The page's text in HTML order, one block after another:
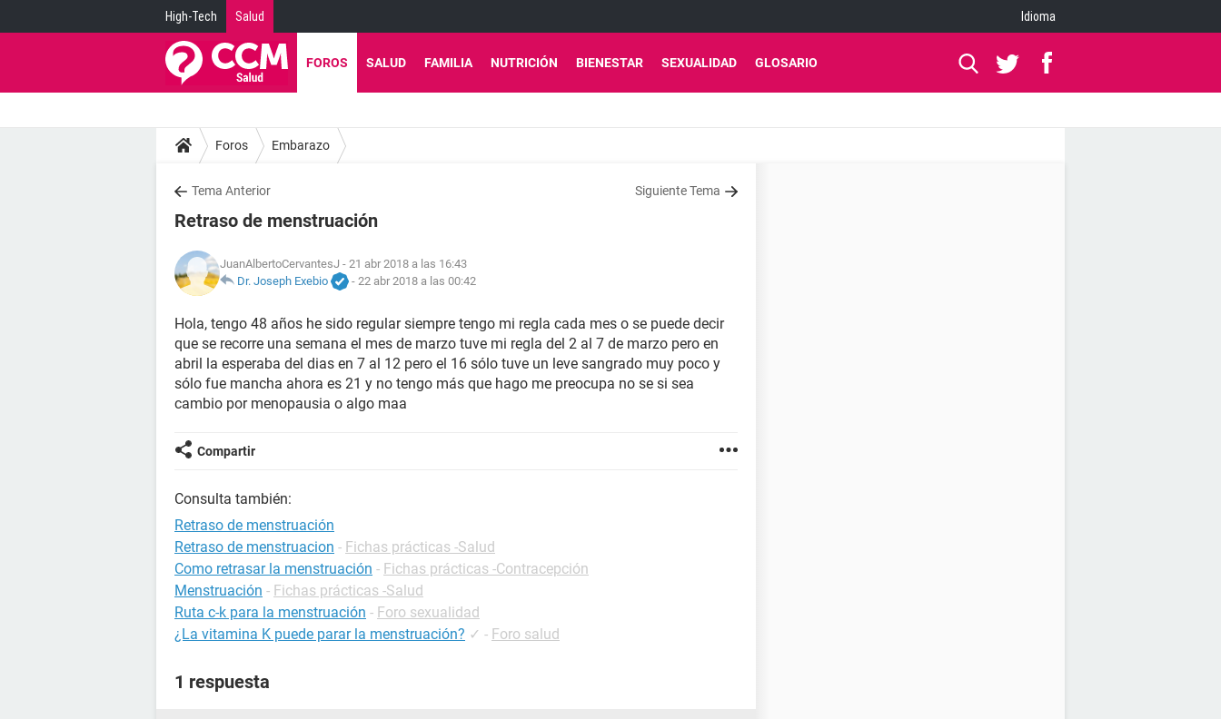
High-Tech Salud Idioma
FOROS SALUD FAMILIA NUTRICIÓN BIENESTAR SEXUALIDAD GLOSARIO
Foros Embarazo
Tema Anterior Siguiente Tema
Retraso de menstruación
JuanAlbertoCervantesJ - 21 abr 2018 a las 16:43
Dr. Joseph Exebio
- 22 abr 2018 a las 00:42
Hola, tengo 48 años he sido regular siempre tengo mi regla cada mes o se puede decir
que se recorre una semana el mes de marzo tuve mi regla del 2 al 7 de marzo pero en
abril la esperaba del dias en 7 al 12 pero el 16 sólo tuve un leve sangrado muy poco y
sólo fue mancha ahora es 21 y no tengo más que hago me preocupa no se si sea
cambio por menopausia o algo maa
Compartir
Consulta también:
Retraso de menstruación
Retraso de menstruacion - Fichas prácticas -Salud
Como retrasar la menstruación - Fichas prácticas -Contracepción
Menstruación - Fichas prácticas -Salud
Ruta c-k para la menstruación - Foro sexualidad
¿La vitamina K puede parar la menstruación? ✓ - Foro salud
1 respuesta